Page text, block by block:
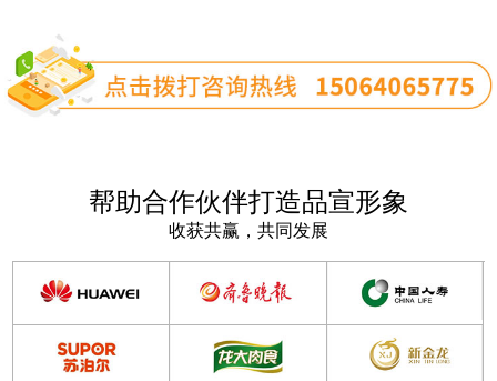
帮助合作伙伴打造品宣形象
收获共赢，共同发展